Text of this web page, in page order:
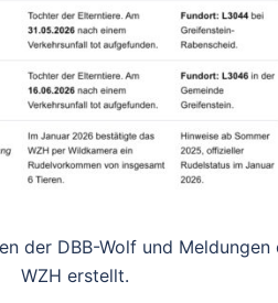
der DBB-Wolf und Meldungen
WZH erstellt.